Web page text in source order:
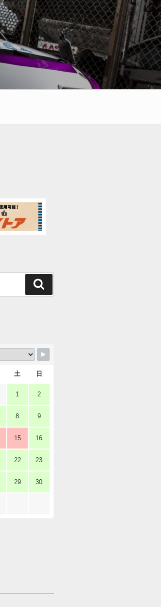
索
土 日
1 2
8 9
15 16
22 23
29 30